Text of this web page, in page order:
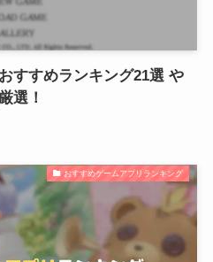
すすめランキング21選 や
選！
おすすめゲームアプリランキング